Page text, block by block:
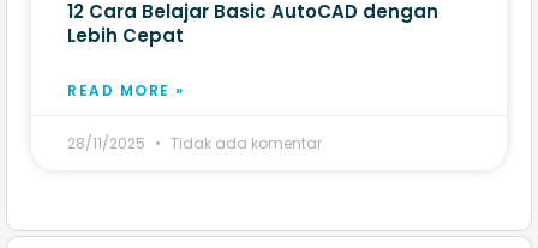
12 Cara Belajar Basic AutoCAD dengan
Lebih Cepat
READ MORE »
28/11/2025 Tidak ada komentar